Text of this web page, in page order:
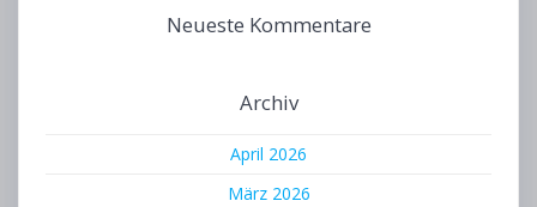
Neueste Kommentare
Archiv
April 2026
März 2026